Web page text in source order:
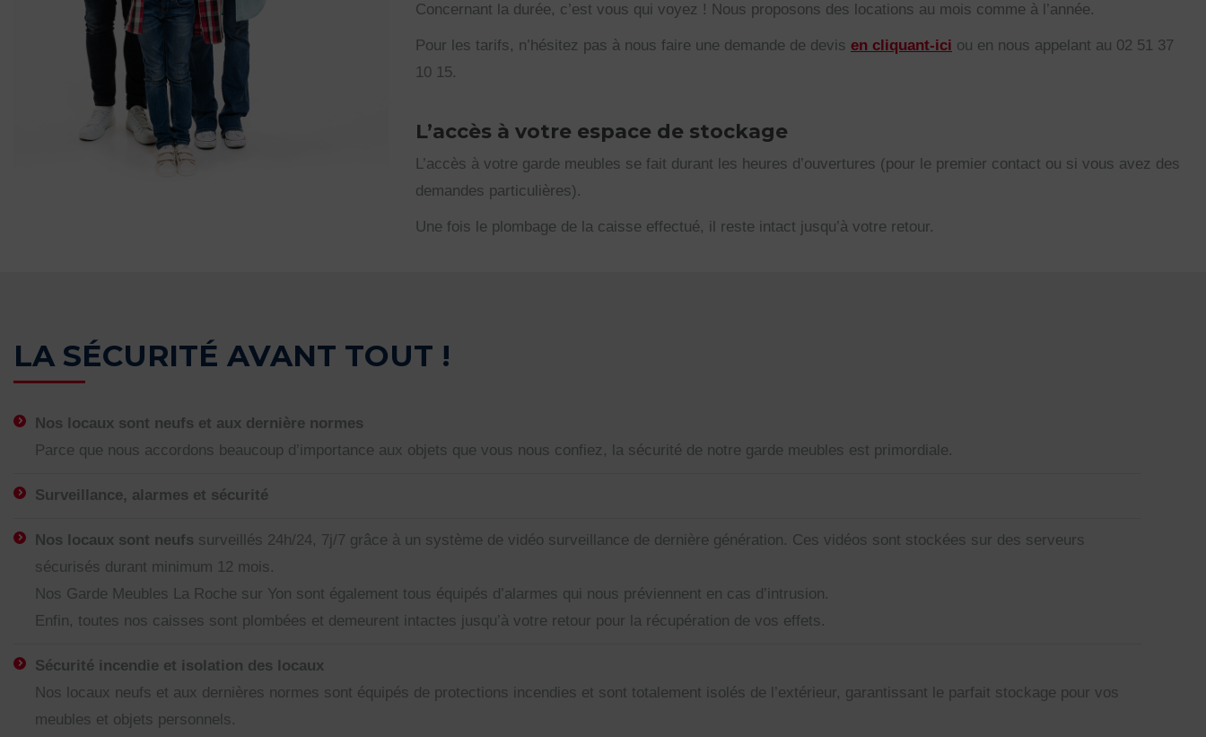
Concernant la durée, c’est vous qui voyez ! Nous proposons des locations au mois comme à l’année.
Pour les tarifs, n’hésitez pas à nous faire une demande de devis en cliquant-ici ou en nous appelant au 02 51 37
10 15.
L’accès à votre espace de stockage
L’accès à votre garde meubles se fait durant les heures d’ouvertures (pour le premier contact ou si vous avez des
demandes particulières).
Une fois le plombage de la caisse effectué, il reste intact jusqu’à votre retour.
LA SÉCURITÉ AVANT TOUT !
Nos locaux sont neufs et aux dernière normes
Parce que nous accordons beaucoup d’importance aux objets que vous nous confiez, la sécurité de notre garde meubles est primordiale.
Surveillance, alarmes et sécurité
Nos locaux sont neufs surveillés 24h/24, 7j/7 grâce à un système de vidéo surveillance de dernière génération. Ces vidéos sont stockées sur des serveurs
sécurisés durant minimum 12 mois.
Nos Garde Meubles La Roche sur Yon sont également tous équipés d’alarmes qui nous préviennent en cas d’intrusion.
Enfin, toutes nos caisses sont plombées et demeurent intactes jusqu’à votre retour pour la récupération de vos effets.
Sécurité incendie et isolation des locaux
Nos locaux neufs et aux dernières normes sont équipés de protections incendies et sont totalement isolés de l’extérieur, garantissant le parfait stockage pour vos
meubles et objets personnels.